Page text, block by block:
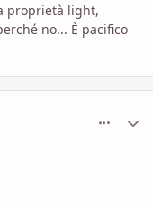
proprietà light,
no... È pacifico